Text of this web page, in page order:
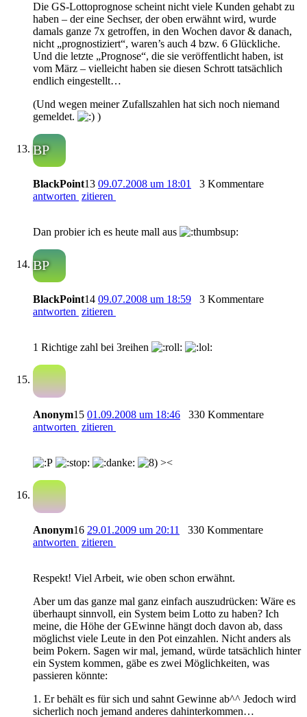
Die GS-Lottoprognose scheint nicht viele Kunden gehabt zu
haben – der eine Sechser, der oben erwähnt wird, wurde
damals ganze 7x getroffen, in den Wochen davor & danach,
nicht „prognostiziert“, waren’s auch 4 bzw. 6 Glückliche.
Und die letzte „Prognose“, die sie veröffentlicht haben, ist
vom März – vielleicht haben sie diesen Schrott tatsächlich
endlich eingestellt…
(Und wegen meiner Zufallszahlen hat sich noch niemand
gemeldet.
)
BP
BlackPoint13 09.07.2008 um 18:01
3 Kommentare
antworten zitieren
Dan probier ich es heute mall aus
BP
BlackPoint14 09.07.2008 um 18:59
3 Kommentare
antworten zitieren
1 Richtige zahl bei 3reihen
Anonym15 01.09.2008 um 18:46
330 Kommentare
antworten zitieren
><
Anonym16 29.01.2009 um 20:11
330 Kommentare
antworten zitieren
Respekt! Viel Arbeit, wie oben schon erwähnt.
Aber um das ganze mal ganz einfach auszudrücken: Wäre es
überhaupt sinnvoll, ein System beim Lotto zu haben? Ich
meine, die Höhe der GEwinne hängt doch davon ab, dass
möglichst viele Leute in den Pot einzahlen. Nicht anders als
beim Pokern. Sagen wir mal, jemand, würde tatsächlich hinter
ein System kommen, gäbe es zwei Möglichkeiten, was
passieren könnte:
1. Er behält es für sich und sahnt Gewinne ab^^ Jedoch wird
sicherlich noch jemand anderes dahinterkommen…